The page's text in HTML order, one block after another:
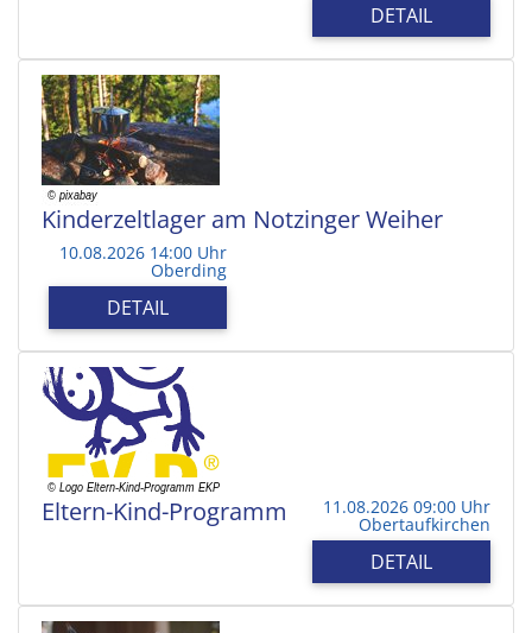
DETAIL
Kinderzeltlager am Notzinger Weiher
10.08.2026 14:00 Uhr
Oberding
DETAIL
Eltern-Kind-Programm 11.08.2026 09:00 Uhr
Obertaufkirchen
DETAIL